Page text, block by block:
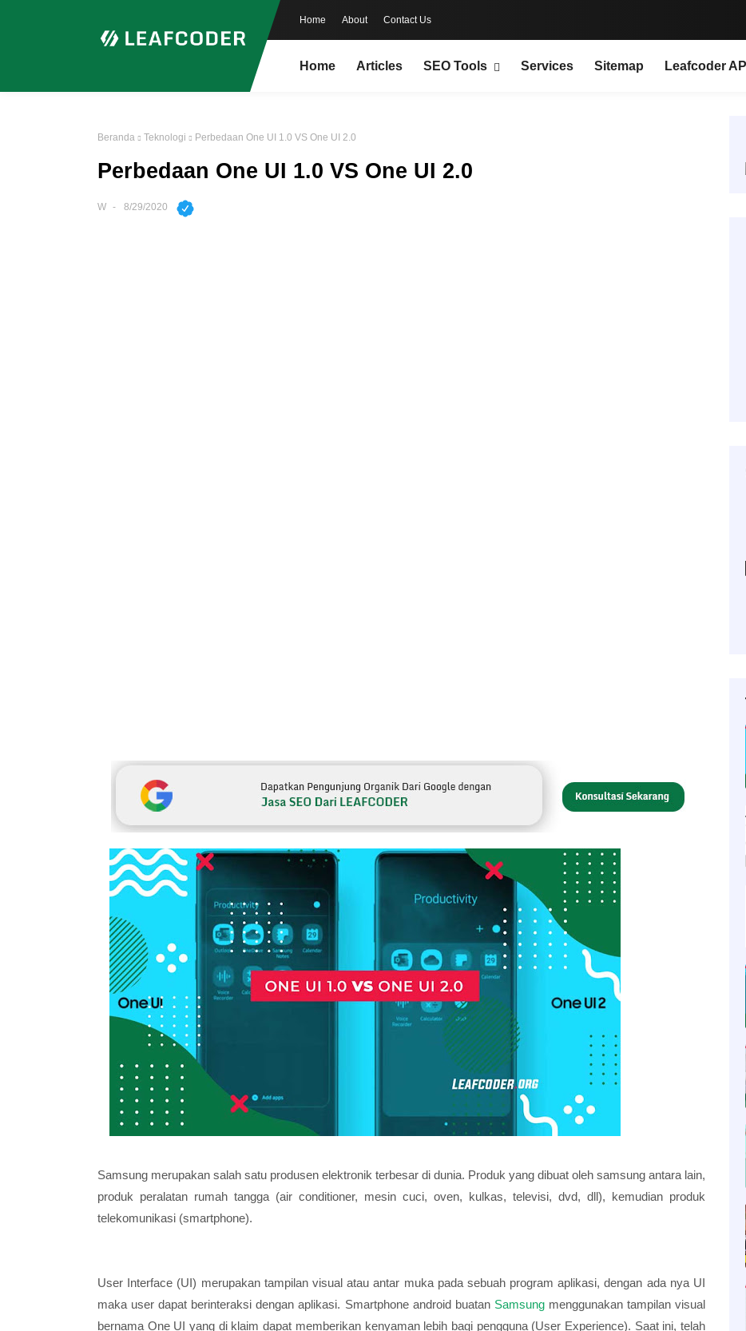
Home About Contact Us
Home Articles SEO Tools Services Sitemap Leafcoder
Beranda Teknologi Perbedaan One UI 1.0 VS One UI 2.0
Perbedaan One UI 1.0 VS One UI 2.0
W 8/29/2020
Samsung merupakan salah satu produsen elektronik terbesar di dunia. Produk yang dibuat oleh samsung antara lain,
produk peralatan rumah tangga (air conditioner, mesin cuci, oven, kulkas, televisi, dvd, dll), kemudian produk
telekomunikasi (smartphone).
User Interface (UI) merupakan tampilan visual atau antar muka pada sebuah program aplikasi, dengan ada nya UI
maka user dapat berinteraksi dengan aplikasi. Smartphone android buatan Samsungmenggunakan tampilan visual
bernama One UI yang di klaim dapat memberikan kenyaman lebih bagi pengguna (User Experience). Saat ini, telah